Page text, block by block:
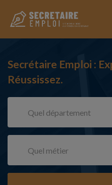
Secrétaire Emploi :
Réussissez.